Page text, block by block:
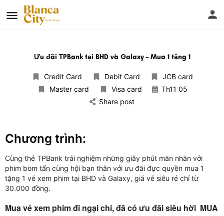
Ưu đãi TPBank tại BHD và Galaxy – Mua 1 tặng 1
Credit Card Debit Card
JCB card
Master card
Visa card
Th11 05
Share post
Chương trình:
Cùng thẻ TPBank trải nghiệm những giây phút mãn nhãn với
phim bom tấn cùng hội bạn thân với ưu đãi đực quyền mua 1
tặng 1 vé xem phim tại BHD và Galaxy, giá vé siêu rẻ chỉ từ
30.000 đồng.
Mua vé xem phim đi ngại chi, đã có ưu đãi siêu hời MUA